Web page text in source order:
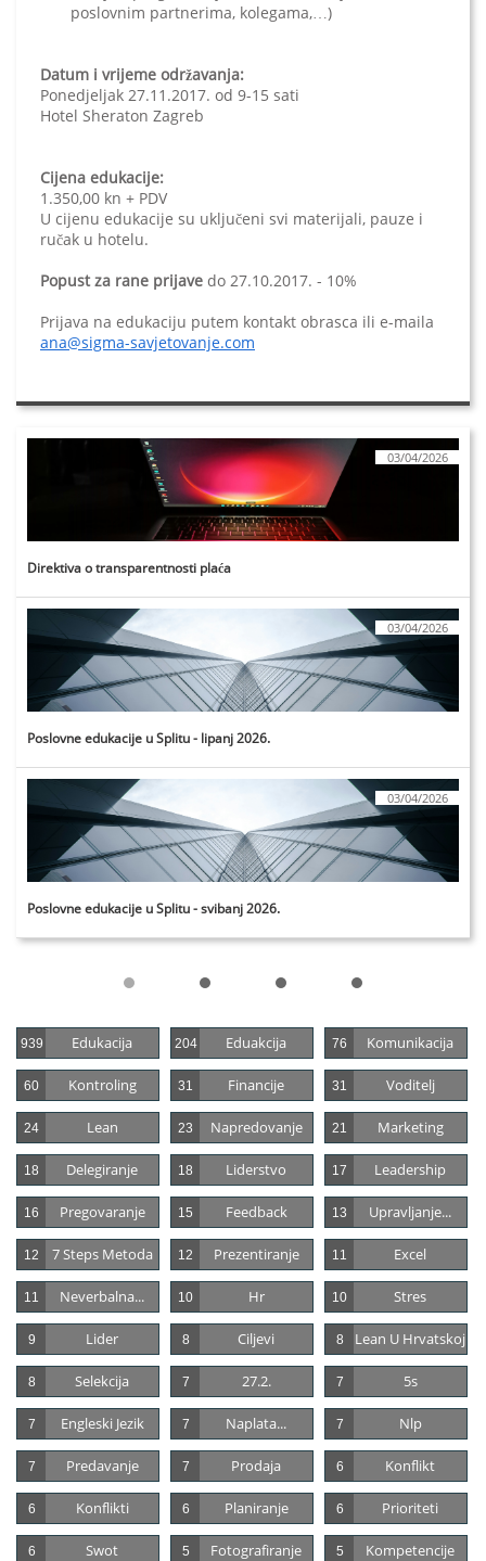
poslovnim partnerima, kolegama,…)
Datum i vrijeme održavanja:
Ponedjeljak 27.11.2017. od 9-15 sati
Hotel Sheraton Zagreb
Cijena edukacije:
1.350,00 kn + PDV
U cijenu edukacije su uključeni svi materijali, pauze i
ručak u hotelu.
Popust za rane prijave do 27.10.2017. - 10%
Prijava na edukaciju putem kontakt obrasca ili e-maila
ana@sigma-savjetovanje.com
Direktiva o transparentnosti plaća
03/04/2026
Poslovne edukacije u Splitu - lipanj 2026.
03/04/2026
Poslovne edukacije u Splitu - svibanj 2026.
03/04/2026
Edukacija
939 Eduakcija
204 Komunikacija
76
Kontroling
60 Financije
31 Voditelj
31
Lean
24 Napredovanje
23 Marketing
21
Delegiranje
18 Liderstvo
18 Leadership
17
Pregovaranje
16 Feedback
15 Upravljanje...
13
7 Steps Metoda
12 Prezentiranje
12 Excel
11
Neverbalna...
11 Hr
10 Stres
10
Lider
9 Ciljevi
8 Lean U Hrvatskoj
8
Selekcija
8 27.2.
7 5s
7
Engleski Jezik
7 Naplata...
7 Nlp
7
Predavanje
7 Prodaja
7 Konflikt
6
Konflikti
6 Planiranje
6 Prioriteti
6
Swot
6 Fotografiranje
5 Kompetencije
5